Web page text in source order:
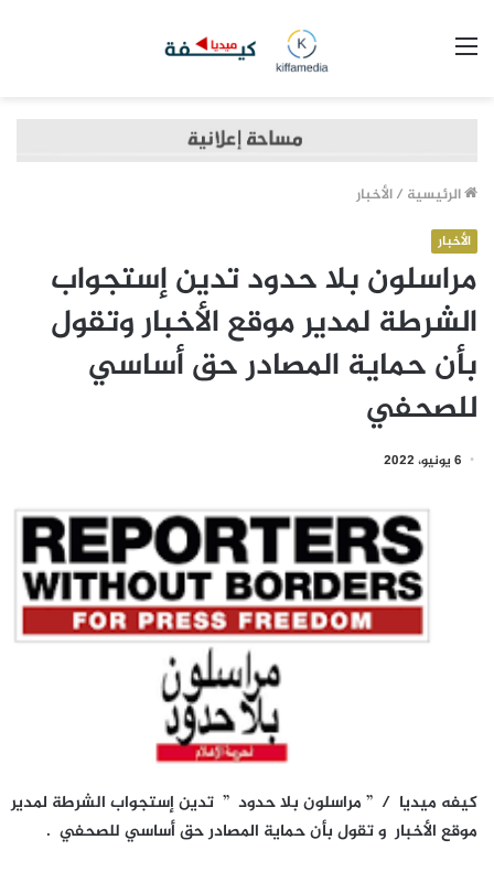
الرئيسية /الأخبار
الأخبار
مراسلون بلا حدود تدين إستجواب
الشرطة لمدير موقع الأخبار وتقول
بأن حماية المصادر حق أساسي
للصحفي
6 يونيو، 2022
كيفه ميديا / ” مراسلون بلا حدود ” تدين إستجواب الشرطة لمدير
موقع الأخبار و تقول بأن حماية المصادر حق أساسي للصحفي .